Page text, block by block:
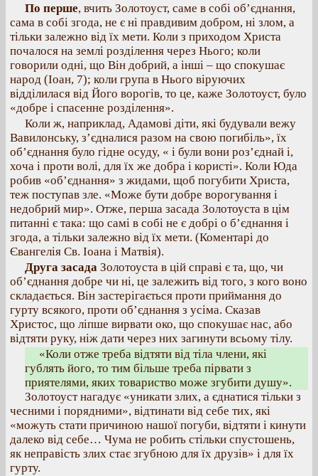
По перше, вчить Золотоуст, саме в собі об’єднання,
сама в собі згода, не є ні правдивим добром, ні злом, а
тільки залежно від їх мети. Коли з приходом Христа
почалося на землі розділення через Нього; коли
говорили одні, що Він добрий, а інші – що спокушає
народ (Іоан, 7); коли група в Нього віруючих
відділилася від Його ворогів, то це, каже Золотоуст, було
«добре і спасенне розділення».
Коли ж, наприклад, Адамові діти, які будували вежу
Вавилонську, з’єдналися разом на свою погибіль», їх
об’єднання було гідне осуду, « і були вони роз’єднай і,
хоча і проти волі, для їх же добра і користі». Коли Юда
робив «об’єднання» з жидами, щоб погубити Христа,
теж поступав зле. «Може бути добре ворогування і
недобрий мир». Отже, перша засада Золотоуста в цім
питанні є така: що самі в собі не є добрі о б’єднання і
згода, а тільки залежно від їх мети. (Коментарі до
Євангелія Св. Іоана і Матвія).
Друга засада Золотоуста в цій справі є та, що, чи
об’єднання добре чи ні, це залежить від того, з кого воно
складається. Він застерігається проти приймання до
гурту всякого, проти об’єднання з усіма. Сказав
Христос, що ліпше вирвати око, що спокушає нас, або
відтяти руку, ніж дати через них загинути всьому тілу.
«Коли отже треба відтяти від тіла члени, які
гублять його, то тим більше треба пірвати з
приятелями, яких товариство може згубити душу».
Золотоуст нагадує «уникати злих, а єднатися тільки з
чесними і порядними», відтинати від себе тих, які
«можуть стати причиною нашої погуби, відтяти і кинути
далеко від себе… Чума не робить стільки спустошень,
як неправість злих стає згубною для їх друзів» і для їх
гурту.